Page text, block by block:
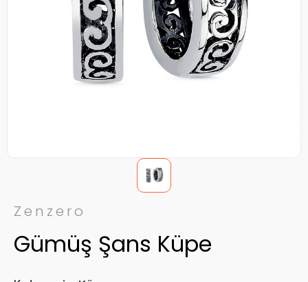
Zenzero
Gümüş Şans Küpe